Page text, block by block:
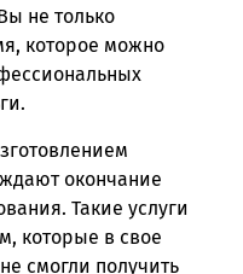
не только
которое можно
окончание
Такие услуги
которые в свое
смогли получить